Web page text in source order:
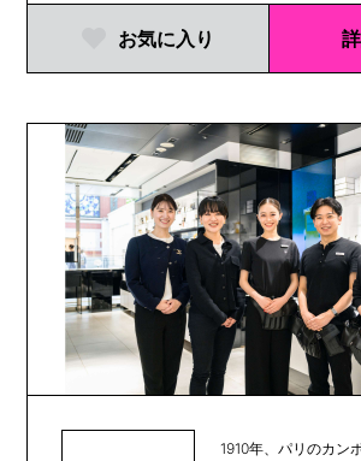
お気に入り
1910年、パリのカン